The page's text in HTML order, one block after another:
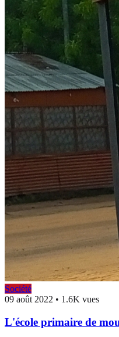
Société
09 août 2022 • 1.6K vues
L'école primaire de